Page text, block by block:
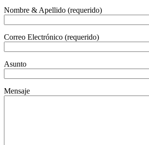
Nombre & Apellido (requerido)
Correo Electrónico (requerido)
Asunto
Mensaje